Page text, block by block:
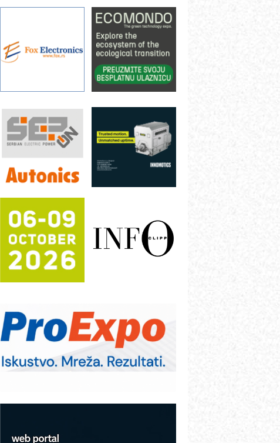
povećavaju pouzdanost hidrauličkih
YAMADA pumpe – japanska
pouzdanost u transferu fluida
Filtration Group Industrial – Napredna
rešenja za filtraciju u hidrauličkim i
procesnim sistemima
RILINEX kompanije Rittal
FANUC: Najbolje za vašu pametnu
automatizaciju
Efikasno upravljanje energijom
Automatizacija pakovanja · Display
(Shelf-Ready) omotnice
Potpuna efikasnost bez složenih
sistema
Trajna oznaka kao dugoročna korist
Bezbednost na prvom mestu!
IB BLUMENAUER - više od 40 godina
upravljanje mašinama
Sigurnije ispitivanje transformatora u
solarnim elektranama i vetroparkovima
OBO sistemi mrežastih nosača kablova
EVOKS Maintenance Management